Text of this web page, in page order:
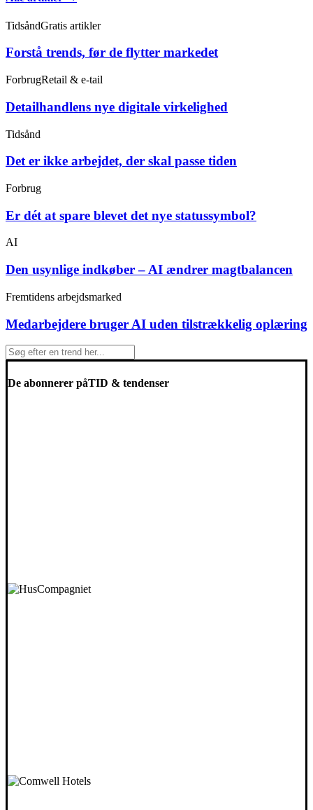
TidsåndGratis artikler
Forstå trends, før de flytter markedet
ForbrugRetail & e-tail
Detailhandlens nye digitale virkelighed
Tidsånd
Det er ikke arbejdet, der skal passe tiden
Forbrug
Er dét at spare blevet det nye statussymbol?
AI
Den usynlige indkøber – AI ændrer magtbalancen
Fremtidens arbejdsmarked
Medarbejdere bruger AI uden tilstrækkelig oplæring
De abonnerer påTID & tendenser